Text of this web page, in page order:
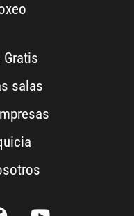
Gratis
salas